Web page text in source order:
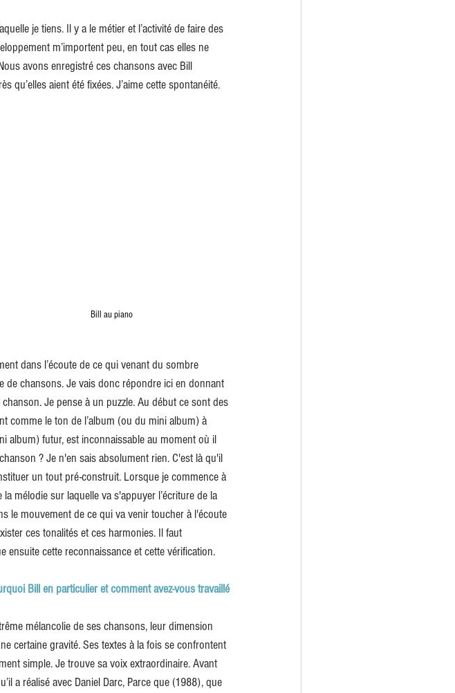
je tiens. Il y a le métier et l’activité de faire des
m’importent peu, en tout cas elles ne
avons enregistré ces chansons avec Bill
qu’elles aient été fixées. J’aime cette spontanéité.
Bill au piano
dans l’écoute de ce qui venant du sombre
de chansons. Je vais donc répondre ici en donnant
Je pense à un puzzle. Au début ce sont des
comme le ton de l’album (ou du mini album) à
album) futur, est inconnaissable au moment où il
? Je n'en sais absolument rien. C'est là qu'il
un tout pré-construit. Lorsque je commence à
mélodie sur laquelle va s'appuyer l’écriture de la
le mouvement de ce qui va venir toucher à l'écoute
ces tonalités et ces harmonies. Il faut
ensuite cette reconnaissance et cette vérification.
Bill en particulier et comment avez-vous travaillé
mélancolie de ses chansons, leur dimension
certaine gravité. Ses textes à la fois se confrontent
simple. Je trouve sa voix extraordinaire. Avant
a réalisé avec Daniel Darc, Parce que (1988), que